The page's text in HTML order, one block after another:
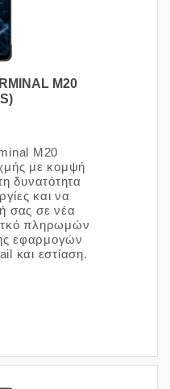
M20
M20
με κομψή
δυνατότητα
και να
σας σε νέα
πληρωμών
εφαρμογών
και εστίαση.